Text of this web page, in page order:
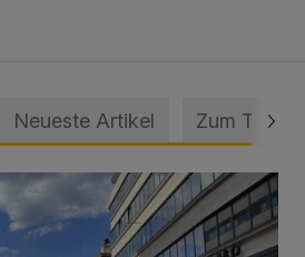
Neueste Artikel Zum Thema